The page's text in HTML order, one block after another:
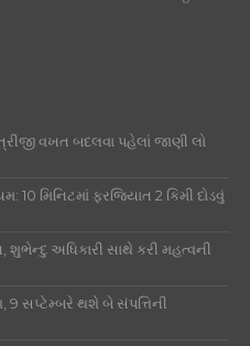
વખત બદલવા પહેલાં જાણી લો
10 મિનિટમાં ફરજિયાત 2 કિમી દોડવું
શુભેન્દુ અધિકારી સાથે કરી મહત્વની
9 સપ્ટેમ્બરે થશે બે સંપત્તિની